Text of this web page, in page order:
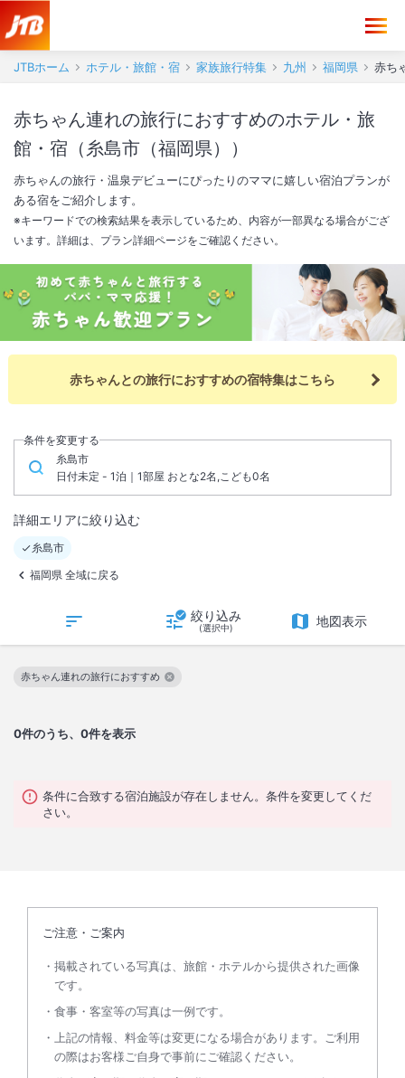
JTBホーム ホテル・旅館・宿 家族旅行特集 九州 福岡県 赤ち
赤ちゃん連れの旅行におすすめのホテル・旅
館・宿（糸島市（福岡県））
赤ちゃんの旅行・温泉デビューにぴったりのママに嬉しい宿泊プランが
ある宿をご紹介します。
※キーワードでの検索結果を表示しているため、内容が一部異なる場合がござ
います。詳細は、プラン詳細ページをご確認ください。
赤ちゃんとの旅行におすすめの宿特集はこちら
条件を変更する
糸島市
日付未定 - 1泊｜1部屋 おとな2名,こども0名
詳細エリアに絞り込む
糸島市
福岡県 全域に戻る
絞り込み
(選択中) 地図表示
0件のうち、0件を表示
赤ちゃん連れの旅行におすすめ
この絞り込み条件を解除
条件に合致する宿泊施設が存在しません。条件を変更してくだ
さい。
ご注意・ご案内
掲載されている写真は、旅館・ホテルから提供された画像
です。
食事・客室等の写真は一例です。
上記の情報、料金等は変更になる場合があります。ご利用
の際はお客様ご自身で事前にご確認ください。